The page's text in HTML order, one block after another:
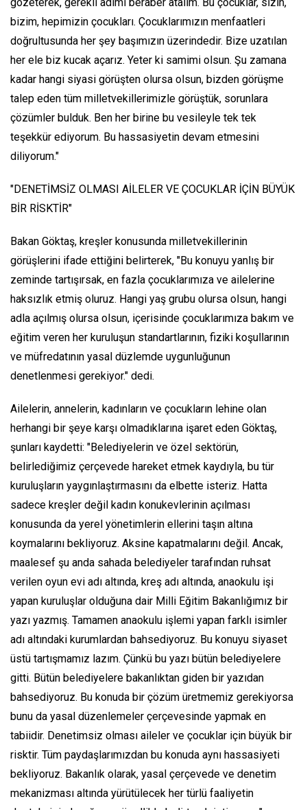
gözeterek, gerekli adımı beraber atalım. Bu çocuklar, sizin,
bizim, hepimizin çocukları. Çocuklarımızın menfaatleri
doğrultusunda her şey başımızın üzerindedir. Bize uzatılan
her ele biz kucak açarız. Yeter ki samimi olsun. Şu zamana
kadar hangi siyasi görüşten olursa olsun, bizden görüşme
talep eden tüm milletvekillerimizle görüştük, sorunlara
çözümler bulduk. Ben her birine bu vesileyle tek tek
teşekkür ediyorum. Bu hassasiyetin devam etmesini
diliyorum."
"DENETİMSİZ OLMASI AİLELER VE ÇOCUKLAR İÇİN BÜYÜK
BİR RİSKTİR"
Bakan Göktaş, kreşler konusunda milletvekillerinin
görüşlerini ifade ettiğini belirterek, "Bu konuyu yanlış bir
zeminde tartışırsak, en fazla çocuklarımıza ve ailelerine
haksızlık etmiş oluruz. Hangi yaş grubu olursa olsun, hangi
adla açılmış olursa olsun, içerisinde çocuklarımıza bakım ve
eğitim veren her kuruluşun standartlarının, fiziki koşullarının
ve müfredatının yasal düzlemde uygunluğunun
denetlenmesi gerekiyor." dedi.
Ailelerin, annelerin, kadınların ve çocukların lehine olan
herhangi bir şeye karşı olmadıklarına işaret eden Göktaş,
şunları kaydetti: "Belediyelerin ve özel sektörün,
belirlediğimiz çerçevede hareket etmek kaydıyla, bu tür
kuruluşların yaygınlaştırmasını da elbette isteriz. Hatta
sadece kreşler değil kadın konukevlerinin açılması
konusunda da yerel yönetimlerin ellerini taşın altına
koymalarını bekliyoruz. Aksine kapatmalarını değil. Ancak,
maalesef şu anda sahada belediyeler tarafından ruhsat
verilen oyun evi adı altında, kreş adı altında, anaokulu işi
yapan kuruluşlar olduğuna dair Milli Eğitim Bakanlığımız bir
yazı yazmış. Tamamen anaokulu işlemi yapan farklı isimler
adı altındaki kurumlardan bahsediyoruz. Bu konuyu siyaset
üstü tartışmamız lazım. Çünkü bu yazı bütün belediyelere
gitti. Bütün belediyelere bakanlıktan giden bir yazıdan
bahsediyoruz. Bu konuda bir çözüm üretmemiz gerekiyorsa
bunu da yasal düzenlemeler çerçevesinde yapmak en
tabiidir. Denetimsiz olması aileler ve çocuklar için büyük bir
risktir. Tüm paydaşlarımızdan bu konuda aynı hassasiyeti
bekliyoruz. Bakanlık olarak, yasal çerçevede ve denetim
mekanizması altında yürütülecek her türlü faaliyetin